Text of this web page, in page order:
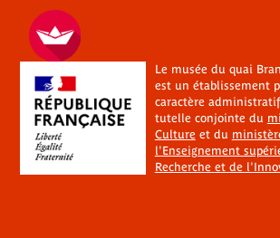
Le musée du quai
est un établissement
caractère
tutelle conjointe du
Cultureet du
l'Enseignement
Recherche et de